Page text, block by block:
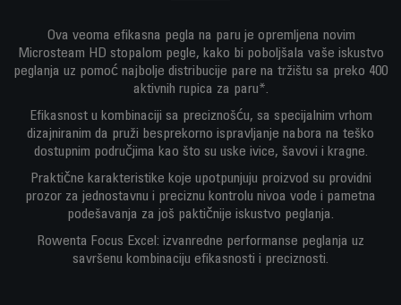
Ova veoma efikasna pegla na paru je opremljena novim
Microsteam HD stopalom pegle, kako bi poboljšala vaše iskustvo
peglanja uz pomoć najbolje distribucije pare na tržištu sa preko 400
aktivnih rupica za paru*.
Efikasnost u kombinaciji sa preciznošću, sa specijalnim vrhom
dizajniranim da pruži besprekorno ispravljanje nabora na teško
dostupnim područjima kao što su uske ivice, šavovi i kragne.
Praktične karakteristike koje upotpunjuju proizvod su providni
prozor za jednostavnu i preciznu kontrolu nivoa vode i pametna
podešavanja za još paktičnije iskustvo peglanja.
Rowenta Focus Excel: izvanredne performanse peglanja uz
savršenu kombinaciju efikasnosti i preciznosti.